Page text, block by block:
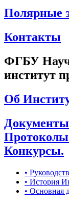
Полярные
Контакты
ФГБУ
институт
Об
Конкурсы.
•
• История
• Основная